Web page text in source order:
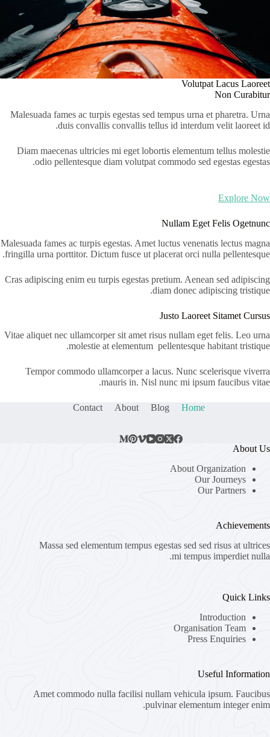
Volutpat Lacus Laoreet
Non Curabitur
Malesuada fames ac turpis egestas sed tempus urna et pharetra. Urna
duis convallis convallis tellus id interdum velit laoreet id.
Diam maecenas ultricies mi eget lobortis elementum tellus molestie
odio pellentesque diam volutpat commodo sed egestas egestas.
Explore Now
Nullam Eget Felis Ogetnunc
Malesuada fames ac turpis egestas. Amet luctus venenatis lectus magna
fringilla urna porttitor. Dictum fusce ut placerat orci nulla pellentesque.
Cras adipiscing enim eu turpis egestas pretium. Aenean sed adipiscing
diam donec adipiscing tristique.
Justo Laoreet Sitamet Cursus
Vitae aliquet nec ullamcorper sit amet risus nullam eget felis. Leo urna
molestie at elementum pellentesque habitant tristique.
Tempor commodo ullamcorper a lacus. Nunc scelerisque viverra
mauris in. Nisl nunc mi ipsum faucibus vitae.
Home
Blog
About
Contact
About Us
About Organization
Our Journeys
Our Partners
Achievements
Massa sed elementum tempus egestas sed sed risus at ultrices
mi tempus imperdiet nulla.
Quick Links
Introduction
Organisation Team
Press Enquiries
Useful Information
Amet commodo nulla facilisi nullam vehicula ipsum. Faucibus
pulvinar elementum integer enim.